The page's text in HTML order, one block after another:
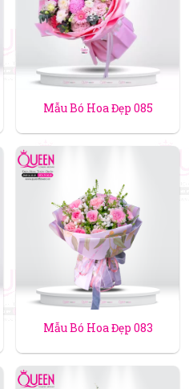
Mẫu Bó Hoa Đẹp 085
Mẫu Bó Hoa Đẹp 083